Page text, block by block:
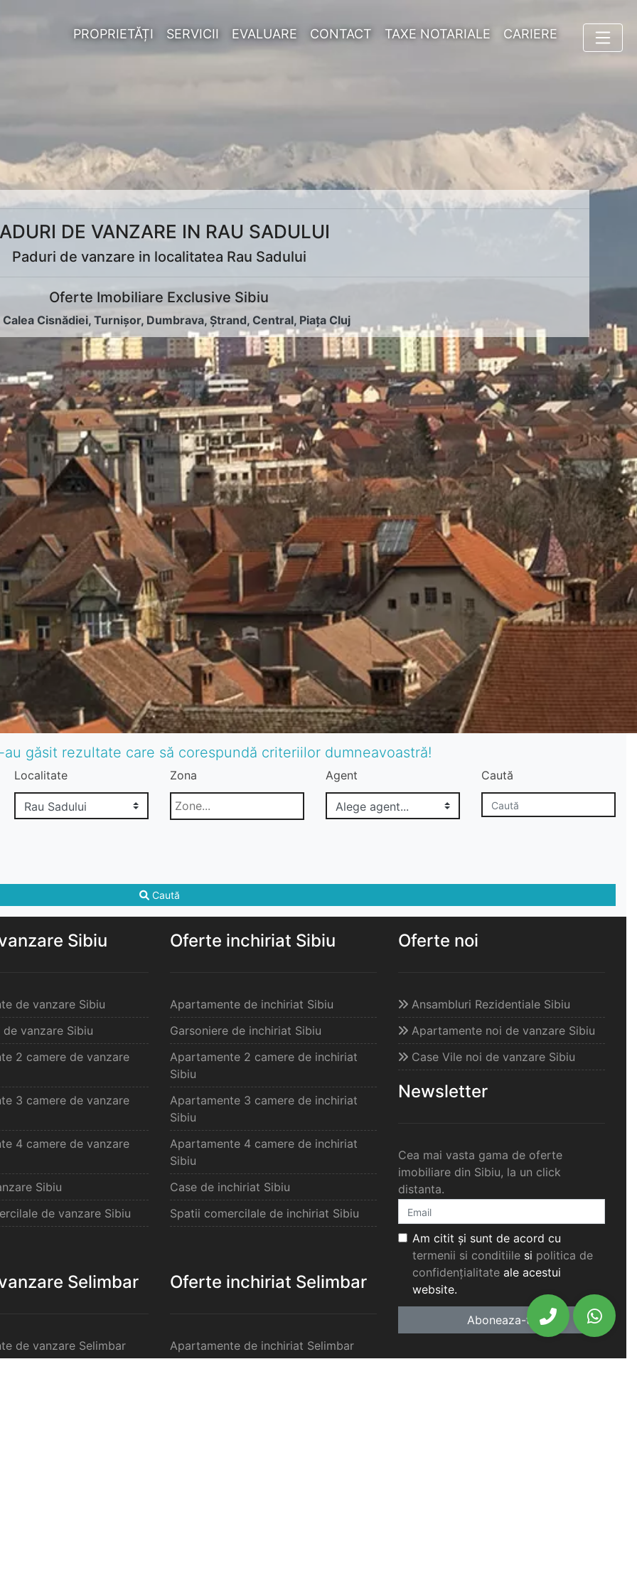
PROPRIETĂȚI SERVICII EVALUARE CONTACT TAXE NOTARIALE CARIERE
DE VANZARE IN RAU SADULUI
Paduri de vanzare in localitatea Rau Sadului
Oferte Imobiliare Exclusive Sibiu
Calea Cisnădiei,Turnișor, Dumbrava,Ștrand,Central, Piața Cluj
găsit rezultate care să corespundă criteriilor dumneavoastră!
Localitate Zona Agent Caută
Caută
Sibiu
de vanzare Sibiu
de vanzare Sibiu
2 camere de vanzare
3 camere de vanzare
4 camere de vanzare
Sibiu
de vanzare Sibiu
Selimbar
de vanzare Selimbar
Oferte inchiriat Sibiu
Apartamente de inchiriat Sibiu
Garsoniere de inchiriat Sibiu
Apartamente 2 camere de inchiriat
Sibiu
Apartamente 3 camere de inchiriat
Sibiu
Apartamente 4 camere de inchiriat
Sibiu
Case de inchiriat Sibiu
Spatii comercilale de inchiriat Sibiu
Oferte inchiriat Selimbar
Apartamente de inchiriat Selimbar
Oferte noi
Ansambluri Rezidentiale Sibiu
Apartamente noi de vanzare Sibiu
Case Vile noi de vanzare Sibiu
Newsletter
Cea mai vasta gama de oferte
imobiliare din Sibiu, la un click
distanta.
Am citit și sunt de acord cu
termenii si conditiile si politica de
confidențialitate ale acestui
website.
Aboneaza-te